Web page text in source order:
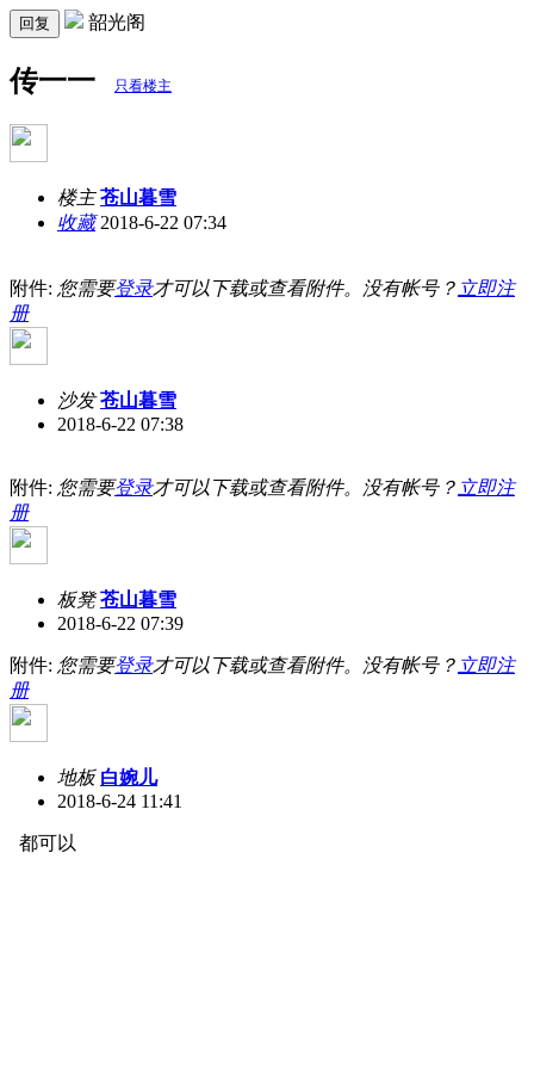
回复 韶光阁
传一一 只看楼主
楼主 苍山暮雪
收藏2018-6-22 07:34
附件: 您需要登录才可以下载或查看附件。没有帐号？ 立即注
册
沙发 苍山暮雪
2018-6-22 07:38
附件: 您需要登录才可以下载或查看附件。没有帐号？ 立即注
册
板凳 苍山暮雪
2018-6-22 07:39
附件: 您需要登录才可以下载或查看附件。没有帐号？ 立即注
册
地板 白婉儿
2018-6-24 11:41
都可以